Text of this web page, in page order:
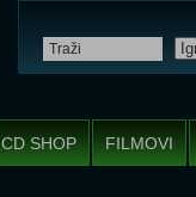
CD SHOP FILMOVI